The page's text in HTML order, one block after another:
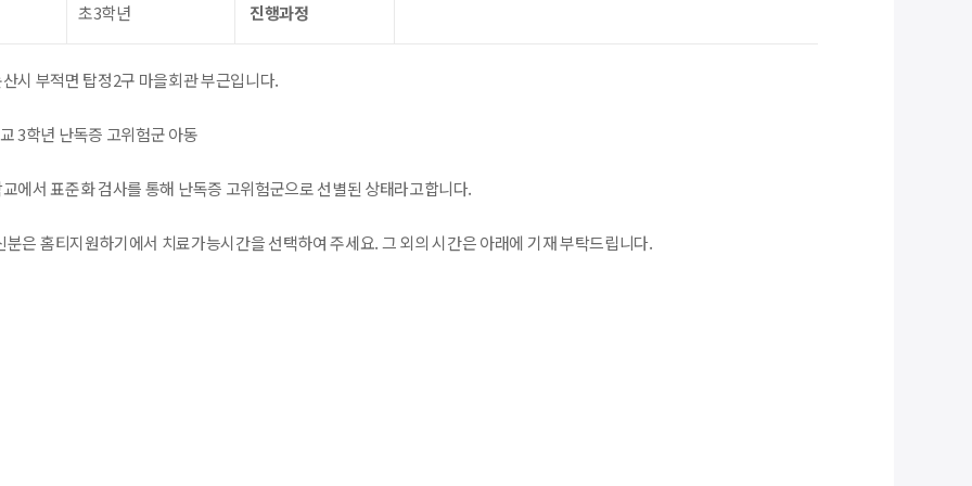
초3학년 진행과정
시 부적면 탑정2구 마을회관 부근입니다.
3학년 난독증 고위험군 아동
에서 표준화 검사를 통해 난독증 고위험군으로 선별된 상태라고합니다.
분은 홈티지원하기에서 치료가능시간을 선택하여 주세요. 그 외의 시간은 아래에 기재 부탁드립니다.